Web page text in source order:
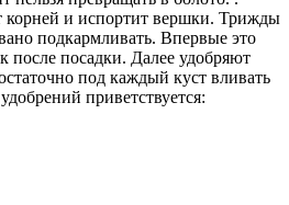
корней и испортит вершки. Трижды
подкармливать. Впервые это
после посадки. Далее удобряют
под каждый куст вливать
приветствуется: